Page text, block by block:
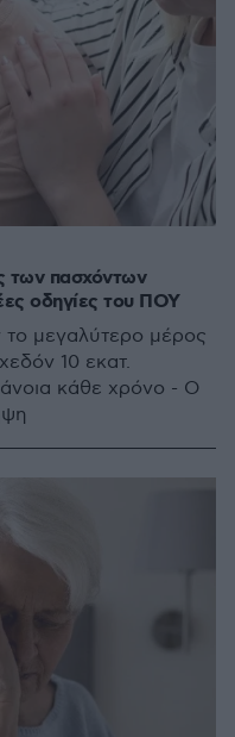
των πασχόντων
οδηγίες του ΠΟΥ
το μεγαλύτερο μέρος
10 εκατ.
άνοια κάθε χρόνο - Ο